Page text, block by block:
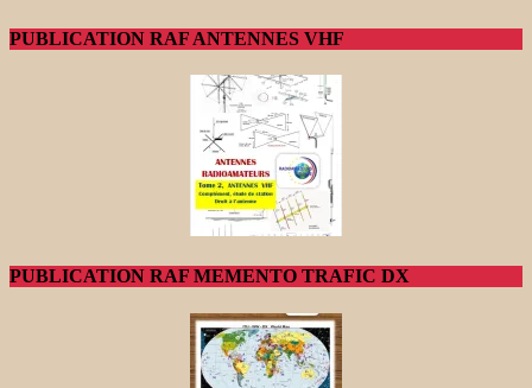
PUBLICATION RAF ANTENNES VHF
PUBLICATION RAF MEMENTO TRAFIC DX